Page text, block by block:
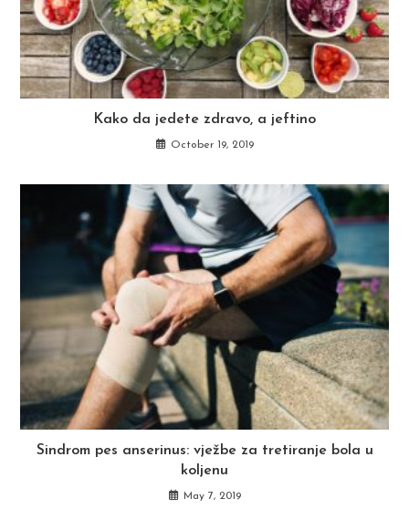
Kako da jedete zdravo, a jeftino
October 19, 2019
Sindrom pes anserinus: vježbe za tretiranje bola u
koljenu
May 7, 2019